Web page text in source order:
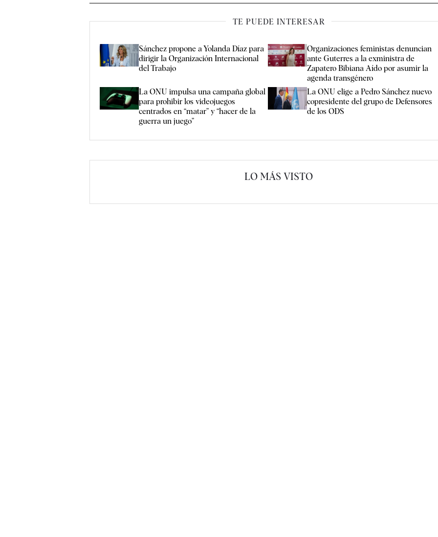
TE PUEDE INTERESAR
Sánchez propone a Yolanda Díaz para
dirigir la Organización Internacional
del Trabajo
Organizaciones feministas denuncian
ante Guterres a la exministra de
Zapatero Bibiana Aído por asumir la
agenda transgénero
La ONU impulsa una campaña global
para prohibir los videojuegos
centrados en “matar” y “hacer de la
guerra un juego”
La ONU elige a Pedro Sánchez nuevo
copresidente del grupo de Defensores
de los ODS
LO MÁS VISTO